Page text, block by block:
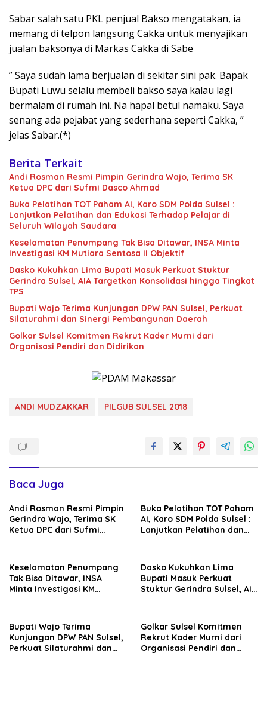
Sabar salah satu PKL penjual Bakso mengatakan, ia
memang di telpon langsung Cakka untuk menyajikan
jualan baksonya di Markas Cakka di Sabe
” Saya sudah lama berjualan di sekitar sini pak. Bapak
Bupati Luwu selalu membeli bakso saya kalau lagi
bermalam di rumah ini. Na hapal betul namaku. Saya
senang ada pejabat yang sederhana seperti Cakka, ”
jelas Sabar.(*)
Berita Terkait
Andi Rosman Resmi Pimpin Gerindra Wajo, Terima SK
Ketua DPC dari Sufmi Dasco Ahmad
Buka Pelatihan TOT Paham AI, Karo SDM Polda Sulsel :
Lanjutkan Pelatihan dan Edukasi Terhadap Pelajar di
Seluruh Wilayah Saudara
Keselamatan Penumpang Tak Bisa Ditawar, INSA Minta
Investigasi KM Mutiara Sentosa II Objektif
Dasko Kukuhkan Lima Bupati Masuk Perkuat Stuktur
Gerindra Sulsel, AIA Targetkan Konsolidasi hingga Tingkat
TPS
Bupati Wajo Terima Kunjungan DPW PAN Sulsel, Perkuat
Silaturahmi dan Sinergi Pembangunan Daerah
Golkar Sulsel Komitmen Rekrut Kader Murni dari
Organisasi Pendiri dan Didirikan
ANDI MUDZAKKAR PILGUB SULSEL 2018
Baca Juga
Andi Rosman Resmi Pimpin
Gerindra Wajo, Terima SK
Ketua DPC dari Sufmi
Buka Pelatihan TOT Paham
AI, Karo SDM Polda Sulsel :
Lanjutkan Pelatihan dan
Keselamatan Penumpang
Tak Bisa Ditawar, INSA
Minta Investigasi KM
Dasko Kukuhkan Lima
Bupati Masuk Perkuat
Stuktur Gerindra Sulsel, AIA
Bupati Wajo Terima
Kunjungan DPW PAN Sulsel,
Perkuat Silaturahmi dan
Golkar Sulsel Komitmen
Rekrut Kader Murni dari
Organisasi Pendiri dan